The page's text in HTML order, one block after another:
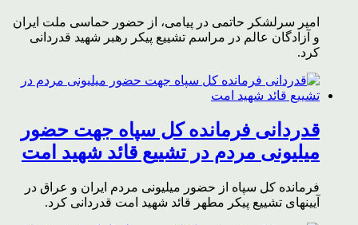
امیر سرلشکر حاتمی در پیامی، از حضور حماسی ملت ایران
و آزادگان عالم در مراسم تشییع پیکر رهبر شهید قدردانی
کرد.
قدردانی فرمانده کل سپاه جهت حضور
میلیونی مردم در تشییع قائد شهید امت
فرمانده کل سپاه از حضور میلیونی مردم ایران و عراق در
آیینهای تشییع پیکر مطهر قائد شهید امت قدردانی کرد.